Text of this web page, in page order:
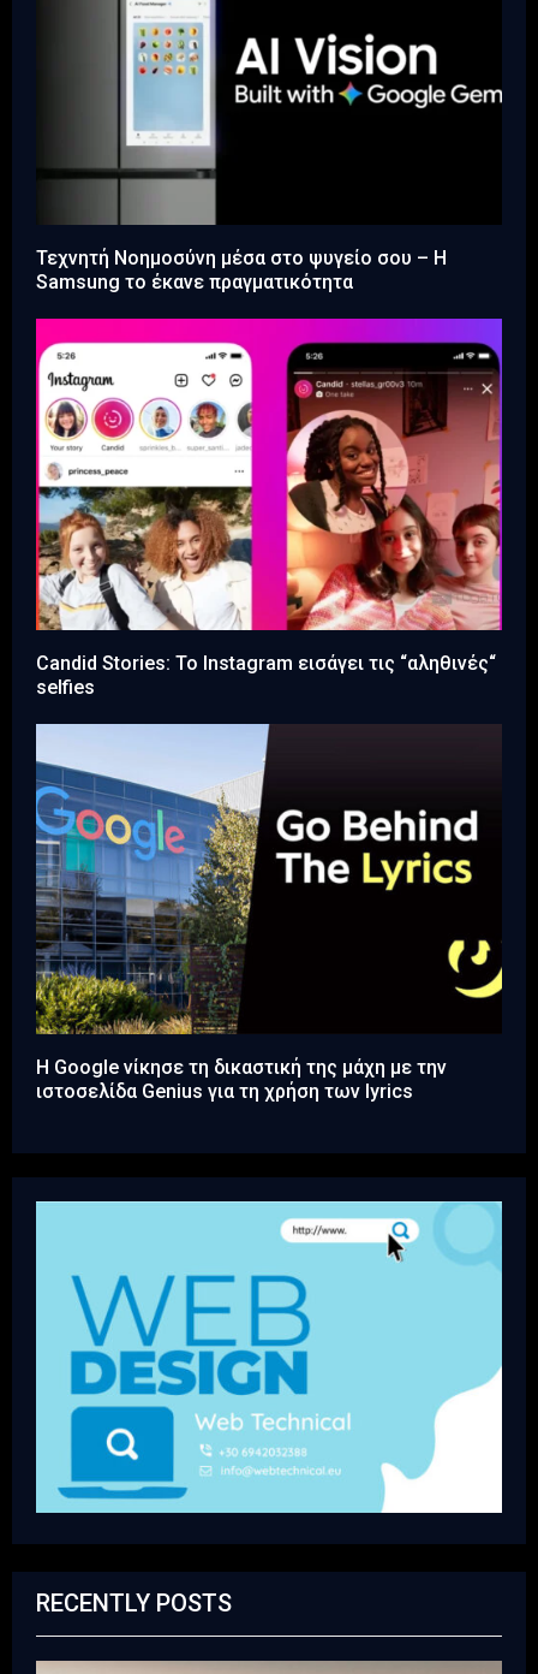
Τεχνητή Νοημοσύνη μέσα στο ψυγείο σου – Η
Samsung το έκανε πραγματικότητα
Candid Stories: Το Instagram εισάγει τις “αληθινές“
selfies
Η Google νίκησε τη δικαστική της μάχη με την
ιστοσελίδα Genius για τη χρήση των lyrics
RECENTLY POSTS